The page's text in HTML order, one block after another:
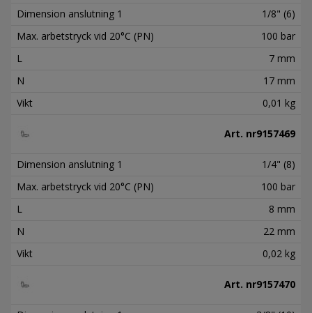
Dimension anslutning 1
1/8" (6)
Max. arbetstryck vid 20°C (PN)
100 bar
L
7 mm
N
17 mm
Vikt
0,01 kg
Art. nr9157469
Dimension anslutning 1
1/4" (8)
Max. arbetstryck vid 20°C (PN)
100 bar
L
8 mm
N
22 mm
Vikt
0,02 kg
Art. nr9157470